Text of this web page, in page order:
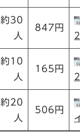
約30
人
847円
約10
人
165円
約20
人
506円